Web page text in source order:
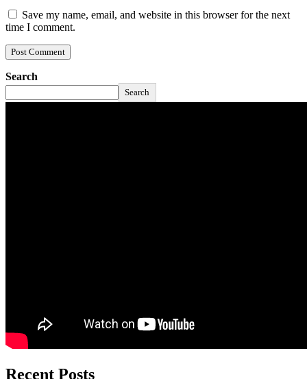
Save my name, email, and website in this browser for the next
time I comment.
Search
Search
Recent Posts